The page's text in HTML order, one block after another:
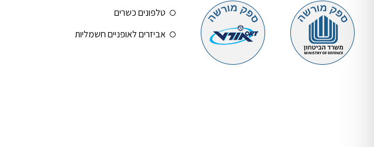
טלפונים כשרים
אביזרים לאופניים חשמליות